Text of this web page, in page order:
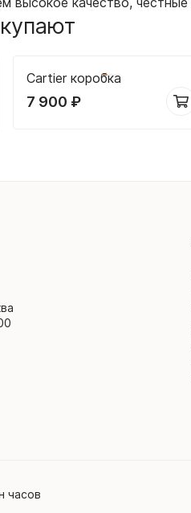
Cartier коробка
7 900 ₽
часов